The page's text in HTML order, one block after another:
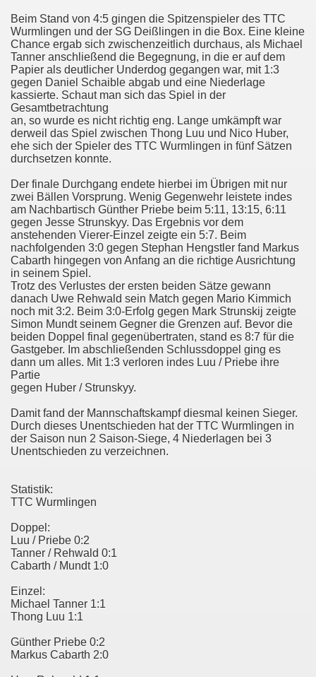
Beim Stand von 4:5 gingen die Spitzenspieler des TTC
Wurmlingen und der SG Deißlingen in die Box. Eine kleine
Chance ergab sich zwischenzeitlich durchaus, als Michael
Tanner anschließend die Begegnung, in die er auf dem
Papier als deutlicher Underdog gegangen war, mit 1:3
gegen Daniel Schaible abgab und eine Niederlage
kassierte. Schaut man sich das Spiel in der
Gesamtbetrachtung
an, so wurde es nicht richtig eng. Lange umkämpft war
derweil das Spiel zwischen Thong Luu und Nico Huber,
ehe sich der Spieler des TTC Wurmlingen in fünf Sätzen
durchsetzen konnte.
Der finale Durchgang endete hierbei im Übrigen mit nur
zwei Bällen Vorsprung. Wenig Gegenwehr leistete indes
am Nachbartisch Günther Priebe beim 5:11, 13:15, 6:11
gegen Jesse Strunskyy. Das Ergebnis vor dem
anstehenden Vierer-Einzel zeigte ein 5:7. Beim
nachfolgenden 3:0 gegen Stephan Hengstler fand Markus
Cabarth hingegen von Anfang an die richtige Ausrichtung
in seinem Spiel.
Trotz des Verlustes der ersten beiden Sätze gewann
danach Uwe Rehwald sein Match gegen Mario Kimmich
noch mit 3:2. Beim 3:0-Erfolg gegen Mark Strunskij zeigte
Simon Mundt seinem Gegner die Grenzen auf. Bevor die
beiden Doppel final gegenübertraten, stand es 8:7 für die
Gastgeber. Im abschließenden Schlussdoppel ging es
dann um alles. Mit 1:3 verloren indes Luu / Priebe ihre
Partie
gegen Huber / Strunskyy.
Damit fand der Mannschaftskampf diesmal keinen Sieger.
Durch dieses Unentschieden hat der TTC Wurmlingen in
der Saison nun 2 Saison-Siege, 4 Niederlagen bei 3
Unentschieden zu verzeichnen.
Statistik:
TTC Wurmlingen
Doppel:
Luu / Priebe 0:2
Tanner / Rehwald 0:1
Cabarth / Mundt 1:0
Einzel:
Michael Tanner 1:1
Thong Luu 1:1
Günther Priebe 0:2
Markus Cabarth 2:0